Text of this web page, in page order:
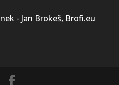
- Jan Brokeš, Brofi.eu